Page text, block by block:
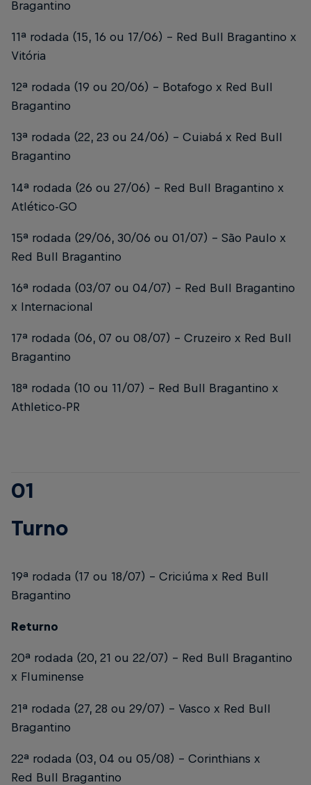
Bragantino
11ª rodada (15, 16 ou 17/06) – Red Bull Bragantino x
Vitória
12ª rodada (19 ou 20/06) – Botafogo x Red Bull
Bragantino
13ª rodada (22, 23 ou 24/06) – Cuiabá x Red Bull
Bragantino
14ª rodada (26 ou 27/06) – Red Bull Bragantino x
Atlético-GO
15ª rodada (29/06, 30/06 ou 01/07) – São Paulo x
Red Bull Bragantino
16ª rodada (03/07 ou 04/07) – Red Bull Bragantino
x Internacional
17ª rodada (06, 07 ou 08/07) – Cruzeiro x Red Bull
Bragantino
18ª rodada (10 ou 11/07) – Red Bull Bragantino x
Athletico-PR
01
Turno
19ª rodada (17 ou 18/07) – Criciúma x Red Bull
Bragantino
Returno
20ª rodada (20, 21 ou 22/07) – Red Bull Bragantino
x Fluminense
21ª rodada (27, 28 ou 29/07) – Vasco x Red Bull
Bragantino
22ª rodada (03, 04 ou 05/08) – Corinthians x
Red Bull Bragantino